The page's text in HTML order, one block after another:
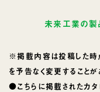
未来工業の製
※掲載内容は投稿した時
を予告なく変更することが
●こちらに掲載されたカ